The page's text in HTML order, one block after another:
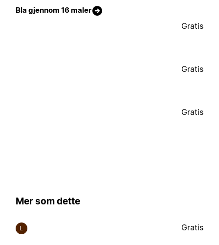
Bla gjennom 16 maler
Gratis
Gratis
Gratis
Mer som dette
L Gratis